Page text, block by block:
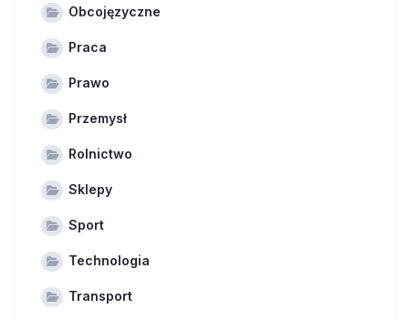
Obcojęzyczne
Praca
Prawo
Przemysł
Rolnictwo
Sklepy
Sport
Technologia
Transport